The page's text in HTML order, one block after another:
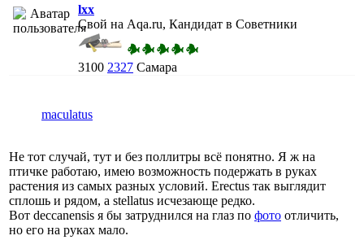
lxx
Свой на Aqa.ru, Кандидат в Советники
3100 2327 Самара
maculatus
Не тот случай, тут и без поллитры всё понятно. Я ж на
птичке работаю, имею возможность подержать в руках
растения из самых разных условий. Erectus так выглядит
сплошь и рядом, а stellatus исчезающе редко.
Вот deccanensis я бы затруднился на глаз по фото отличить,
но его на руках мало.